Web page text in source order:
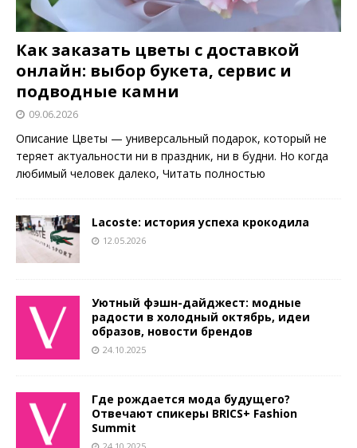
Как заказать цветы с доставкой
онлайн: выбор букета, сервис и
подводные камни
09.06.2026
Описание Цветы — универсальный подарок, который не
теряет актуальности ни в праздник, ни в будни. Но когда
любимый человек далеко, Читать полностью
Lacoste: история успеха крокодила
12.05.2026
Уютный фэшн-дайджест: модные
радости в холодный октябрь, идеи
образов, новости брендов
24.10.2025
Где рождается мода будущего?
Отвечают спикеры BRICS+ Fashion
Summit